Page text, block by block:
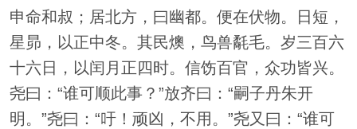
申命和叔；居北方，曰幽都。便在伏物。日短，
星昴，以正中冬。其民燠，鸟兽氄毛。岁三百六
十六日，以闰月正四时。信饬百官，众功皆兴。
尧曰：“谁可顺此事？”放齐曰：“嗣子丹朱开
明。”尧曰：“吁！顽凶，不用。”尧又曰：“谁可